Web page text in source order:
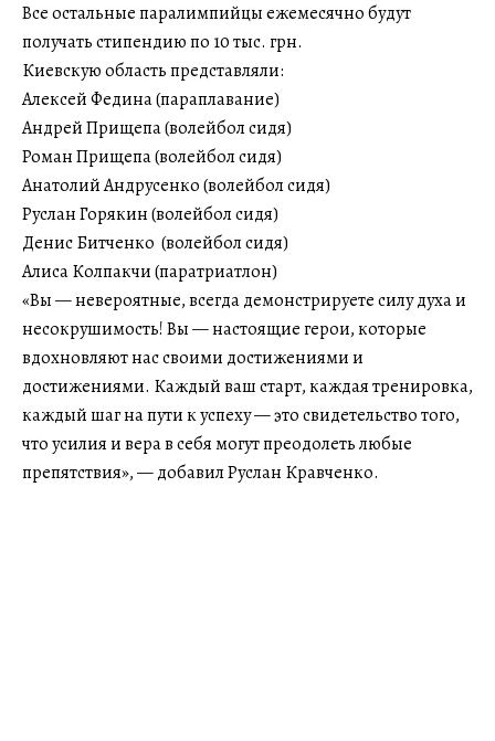
Все остальные паралимпийцы ежемесячно будут
получать стипендию по 10 тыс. грн.
Киевскую область представляли:
Алексей Федина (параплавание)
Андрей Прищепа (волейбол сидя)
Роман Прищепа (волейбол сидя)
Анатолий Андрусенко (волейбол сидя)
Руслан Горякин (волейбол сидя)
Денис Битченко (волейбол сидя)
Алиса Колпакчи (паратриатлон)
«Вы — невероятные, всегда демонстрируете силу духа и
несокрушимость! Вы — настоящие герои, которые
вдохновляют нас своими достижениями и
достижениями. Каждый ваш старт, каждая тренировка,
каждый шаг на пути к успеху — это свидетельство того,
что усилия и вера в себя могут преодолеть любые
препятствия», — добавил Руслан Кравченко.